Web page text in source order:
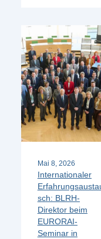
Mai 8, 2026
Internationaler
sch: BLRH-
Direktor beim
EURORAI-
Seminar in